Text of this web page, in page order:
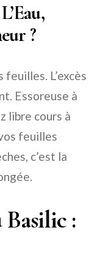
?
L’excès
Essoreuse à
libre cours à
feuilles
c’est la
: